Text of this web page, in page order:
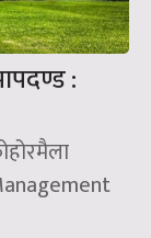
: